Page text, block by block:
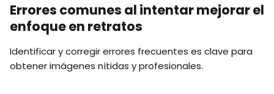
Errores comunes al intentar mejorar el
enfoque en retratos
Identificar y corregir errores frecuentes es clave para
obtener imágenes nítidas y profesionales.